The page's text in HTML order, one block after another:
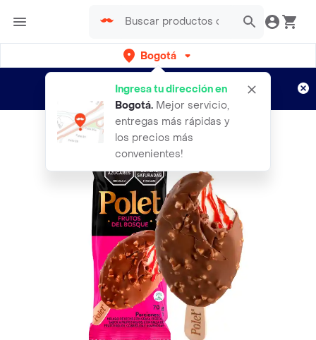
Bogotá
Ingresa tu dirección en
Bogotá. Mejor servicio,
entregas más rápidas y
los precios más
convenientes!
envíos gratis por semanas
Aplican TyC